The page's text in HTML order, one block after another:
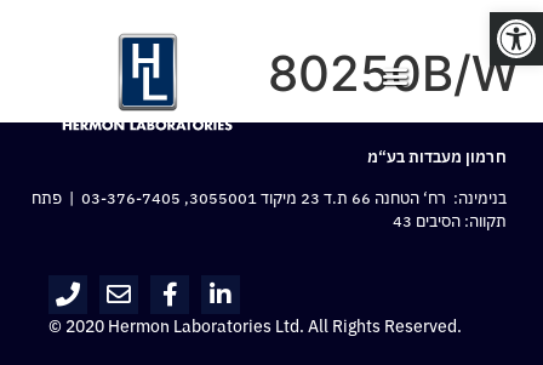
פתח סרגל נגישות
80250B/W
חרמון מעבדות בע“מ
בנימינה: רח‘ הטחנה 66 ת.ד 23 מיקוד 3055001,
03-376-7405 | פתח
תקווה: הסיבים 43
© 2020 Hermon Laboratories Ltd. All Rights Reserved.